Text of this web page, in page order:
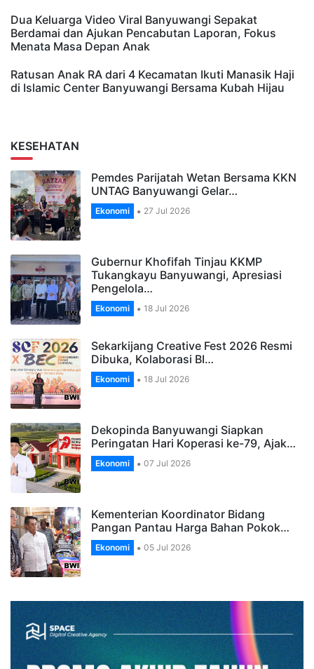
Dua Keluarga Video Viral Banyuwangi Sepakat
Berdamai dan Ajukan Pencabutan Laporan, Fokus
Menata Masa Depan Anak
Ratusan Anak RA dari 4 Kecamatan Ikuti Manasik Haji
di Islamic Center Banyuwangi Bersama Kubah Hijau
KESEHATAN
Pemdes Parijatah Wetan Bersama KKN
UNTAG Banyuwangi Gelar…
Ekonomi 27 Jul 2026
Gubernur Khofifah Tinjau KKMP
Tukangkayu Banyuwangi, Apresiasi
Pengelola…
Ekonomi 18 Jul 2026
Sekarkijang Creative Fest 2026 Resmi
Dibuka, Kolaborasi BI…
Ekonomi 18 Jul 2026
Dekopinda Banyuwangi Siapkan
Peringatan Hari Koperasi ke-79, Ajak…
Ekonomi 07 Jul 2026
Kementerian Koordinator Bidang
Pangan Pantau Harga Bahan Pokok…
Ekonomi 05 Jul 2026